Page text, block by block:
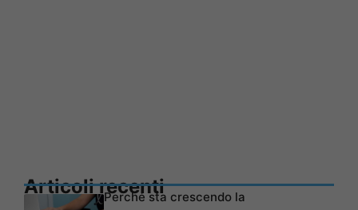
Articoli recentiPerché sta crescendo la